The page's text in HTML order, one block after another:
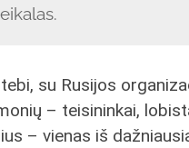
su Rusijos
– teisininkai,
– vienas iš